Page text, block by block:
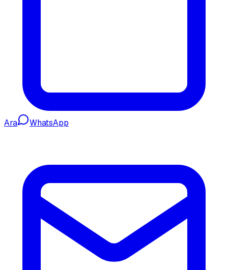
Ara WhatsApp